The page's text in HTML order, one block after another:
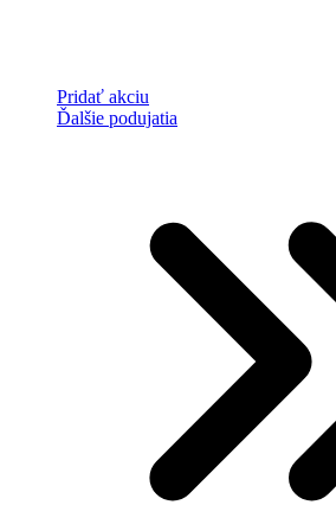
Pridať akciu
Ďalšie podujatia